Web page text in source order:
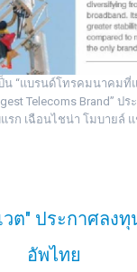
น “แบรนด์โทรคมนาคมที่
Telecoms Brand” ป
รก เฉือนไชน่า โมบายล์
ต" ประกาศลง
อัพไทย